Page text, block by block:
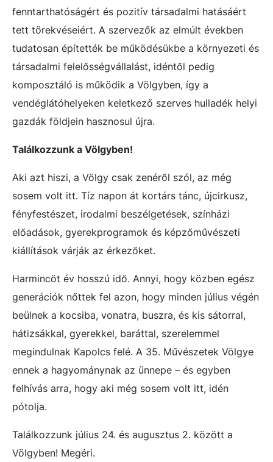
fenntarthatóságért és pozitív társadalmi hatásáért
tett törekvéseiért. A szervezők az elmúlt években
tudatosan építették be működésükbe a környezeti és
társadalmi felelősségvállalást, idéntől pedig
komposztáló is működik a Völgyben, így a
vendéglátóhelyeken keletkező szerves hulladék helyi
gazdák földjein hasznosul újra.
Találkozzunk a Völgyben!
Aki azt hiszi, a Völgy csak zenéről szól, az még
sosem volt itt. Tíz napon át kortárs tánc, újcirkusz,
fényfestészet, irodalmi beszélgetések, színházi
előadások, gyerekprogramok és képzőművészeti
kiállítások várják az érkezőket.
Harmincöt év hosszú idő. Annyi, hogy közben egész
generációk nőttek fel azon, hogy minden július végén
beülnek a kocsiba, vonatra, buszra, és kis sátorral,
hátizsákkal, gyerekkel, baráttal, szerelemmel
megindulnak Kapolcs felé. A 35. Művészetek Völgye
ennek a hagyománynak az ünnepe – és egyben
felhívás arra, hogy aki még sosem volt itt, idén
pótolja.
Találkozzunk július 24. és augusztus 2. között a
Völgyben! Megéri.